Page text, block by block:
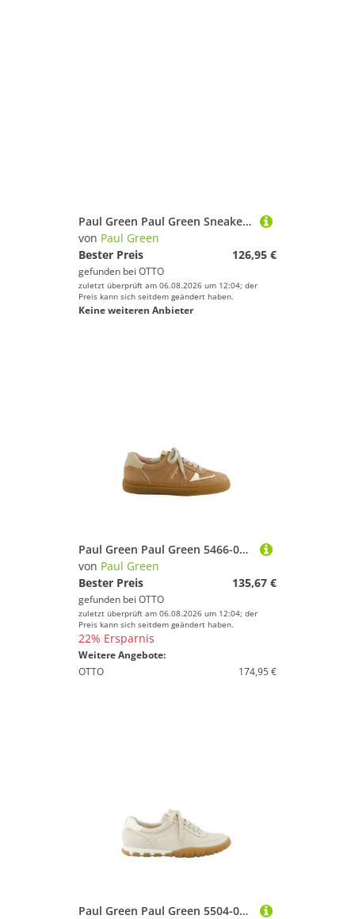
Paul Green Paul Green Sneaker Glattleder Sneaker
von Paul Green
Bester Preis
126,95 €
gefunden bei OTTO
zuletzt überprüft am 06.08.2026 um 12:04; der
Preis kann sich seitdem geändert haben.
Keine weiteren Anbieter
Paul Green Paul Green 5466-008, Sneaker, Beige, Damen Sneaker
von Paul Green
Bester Preis
135,67 €
gefunden bei OTTO
zuletzt überprüft am 06.08.2026 um 12:04; der
Preis kann sich seitdem geändert haben.
22% Ersparnis
Weitere Angebote:
OTTO
174,95 €
Paul Green Paul Green 5504-069, Sneaker, Beige, Damen Sneaker